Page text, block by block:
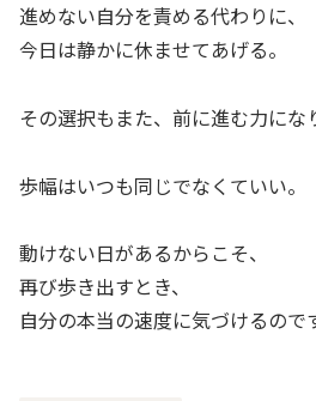
進めない自分を責める代わりに、
今日は静かに休ませてあげる。
その選択もまた、前に進む力にな
歩幅はいつも同じでなくていい。
動けない日があるからこそ、
再び歩き出すとき、
自分の本当の速度に気づけるので